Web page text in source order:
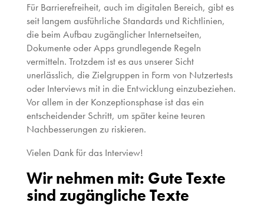
Für Barrierefreiheit, auch im digitalen Bereich, gibt es
seit langem ausführliche Standards und Richtlinien,
die beim Aufbau zugänglicher Internetseiten,
Dokumente oder Apps grundlegende Regeln
vermitteln. Trotzdem ist es aus unserer Sicht
unerlässlich, die Zielgruppen in Form von Nutzertests
oder Interviews mit in die Entwicklung einzubeziehen.
Vor allem in der Konzeptionsphase ist das ein
entscheidender Schritt, um später keine teuren
Nachbesserungen zu riskieren.
Vielen Dank für das Interview!
Wir nehmen mit: Gute Texte
sind zugängliche Texte